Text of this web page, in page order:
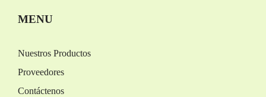
MENU
Nuestros Productos
Proveedores
Contáctenos